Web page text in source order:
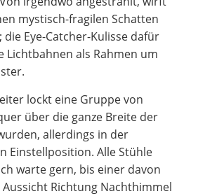
mystisch-fragilen Schatten
Eye-Catcher-Kulisse dafür
Lichtbahnen als Rahmen um
lockt eine Gruppe von
über die ganze Breite der
allerdings in der
Einstellposition. Alle Stühle
warte gern, bis einer davon
Richtung Nachthimmel